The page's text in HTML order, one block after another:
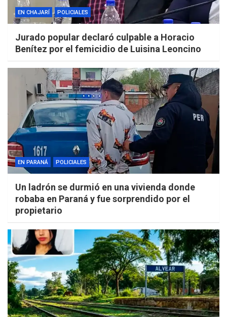
EN CHAJARÍ POLICIALES
Jurado popular declaró culpable a Horacio
Benítez por el femicidio de Luisina Leoncino
EN PARANÁ POLICIALES
Un ladrón se durmió en una vivienda donde
robaba en Paraná y fue sorprendido por el
propietario